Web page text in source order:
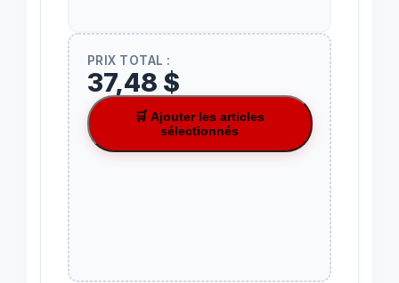
PRIX TOTAL :
37,48 $
🛒 Ajouter les articles
sélectionnés